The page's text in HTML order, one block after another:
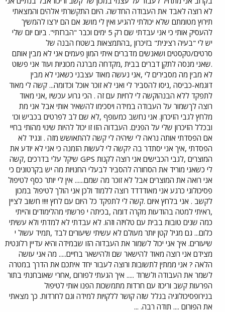
לא רוצה לאבד את העבודה החדשה. היום התקשרתי אלהים והמצאתי
תירוץ מטומתם שלא יכולתי להגיע ואין לי מושג אם הם ירצו להמשיך
להעסיק אותי כי אני עבדתי שם רק 5 ימים וכבר "הברזתי". ביום יום שלי
יש לי "בעיה רצינית" בזיכרון ,בהתמצאות בשטח הבנה של
סרטים/טקסטים ושאנשים מדברים איתי המון פעמים אני לא מבין אותם
.שאני מנסה לתקן דברים בבית ,מקדחה מברגה מכוניות ועוד אני פשוט
לא מבין מה מסבירים לי ,אני נעשה מאוד עצבני כשאני לא מבין
דוגמא-כביסה ,ניסו להסביר לי ואני לא זוכר אוכל וכדומה... קשה לי מאוד
לתפקד ללא הבנהוקשה לי לחיות עם זה . הכי גרוע עכשיו ,אני מאוד
רוצה לךשמור על העבודה במידה ויסכימו להשאיר אותי אבל אני מת
מלחץ לגבי הזיכרון. אני נחשב כמעופף ,לא שם לב לפרטים בכביש וכו'
ובכלל הזיכרון שלי על הפנים. העבדוה הזו זו יכול להיות שינוי מהותי בחיי
אם הפסדתי אותה נראה לי שיהיה לי קשה להתאושש מזה . ונגיד לא
הפסדתי ,איך אני יסתדר בה ?קשה לי לעשות הזמנה כי אני לא יודע את
המוצרים ,לגבי הכבישים אני רוצה לקנות GPS שיקל עלי בדרכים ,קשה
לי כשאני מוריד את הסחורה להסביר לבעלי החנויות מה יש בקרטונים כי
אני רואה את המוצרים אבל לא זוכר מה שמם...... אין לי יותר כסף לטיפול
פסיכולוגי כרגע אני מאודדדד רוצה ללמוד ולכן אני הולך לטיפול במכון
לקשב . אני בלחץ איום .קשה לי לתפקד כל היום עם לחץ !!!! חשוב לציין
,ראיתי למטה בהודעות מקרה דומה ,בכיתה י פרשתי מהלימודים והייתי
כמה שנים טובות בבית עם טלויזה וזהו. לא עבדתי לא למדתי ולא עשיתי
כלום... גם מגיל קטן יותר מעולם לא עשיתי שיעורים לבד ,תמיד עשול י
שיעורים. איך אני יכול לשמור את העבדוה הזו שבמידה והיא עדיין רלונטית
מצידם אני רוצה מאוד להישאר שם ולהישאר בחיים..... מה אני עושה
הלאה ? אני ממתין לתשובות ורוצה לעבור יחד איתכם את הדרך במטרה
לשמר את העבודה ולשרוד ..... איך הגעתי לפורום ,אחרי שאובחנתי בתור
הפרעות קשב וריכוז עם חרדות מתמשכות הפנו אותי לטיפול
בנירופסיכולוגיה בגלל שזה קושר ללקויות למידה וגם לחרדות. כך מצאתי
את הפורום .... תודה רבה. ...